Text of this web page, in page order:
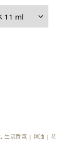
, 生活香氛 | 精油 | 花